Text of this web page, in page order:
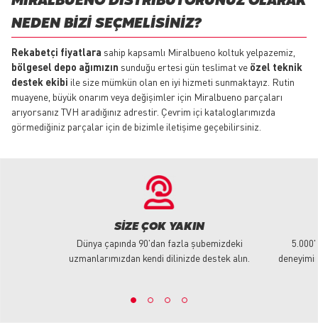
NEDEN BIZI SEÇMELISINIZ?
Rekabetçi fiyatlara sahip kapsamlı Miralbueno koltuk yelpazemiz,
bölgesel depo ağımızın sunduğu ertesi gün teslimat ve özel teknik
destek ekibi ile size mümkün olan en iyi hizmeti sunmaktayız. Rutin
muayene, büyük onarım veya değişimler için Miralbueno parçaları
arıyorsanız TVH aradığınız adrestir. Çevrim içi kataloglarımızda
görmediğiniz parçalar için de bizimle iletişime geçebilirsiniz.
SIZE ÇOK YAKIN
Dünya çapında 90'dan fazla şubemizdeki
uzmanlarımızdan kendi dilinizde destek alın.